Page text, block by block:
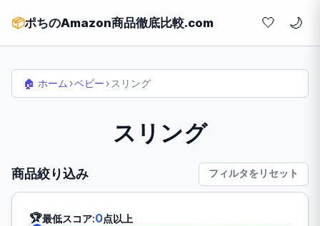
📦ポちのAmazon商品徹底比較.com 🤍
🏠 ホーム ›ベビー › スリング
スリング
商品絞り込み フィルタをリセット
🏆最低スコア:0点以上